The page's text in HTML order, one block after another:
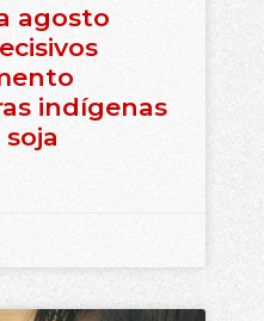
agosto
indígenas